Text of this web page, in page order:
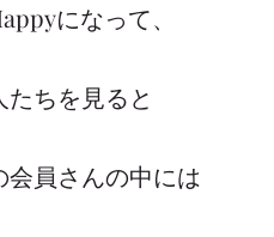
になって、
ちを見ると
員さんの中には